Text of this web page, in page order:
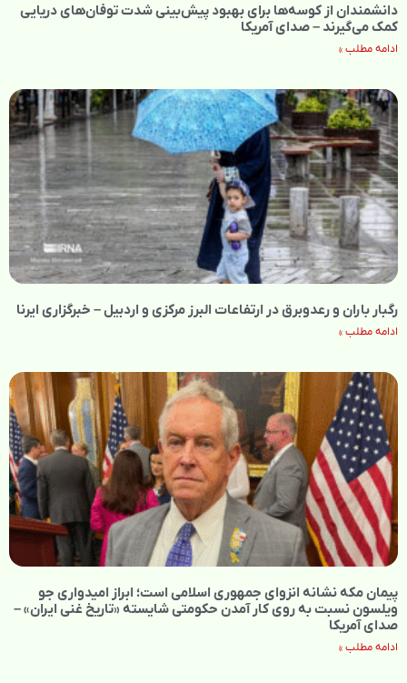
دانشمندان از کوسه‌ها برای بهبود پیش‌بینی شدت توفان‌های دریایی
کمک می‌گیرند – صدای آمریکا
ادامه مطلب »
رگبار باران و رعدوبرق در ارتفاعات البرز مرکزی و اردبیل – خبرگزاری ایرنا
ادامه مطلب »
پیمان مکه نشانه انزوای جمهوری اسلامی است؛ ابراز امیدواری جو
ویلسون نسبت به روی کار آمدن حکومتی شایسته «تاریخ غنی ایران» –
صدای آمریکا
ادامه مطلب »